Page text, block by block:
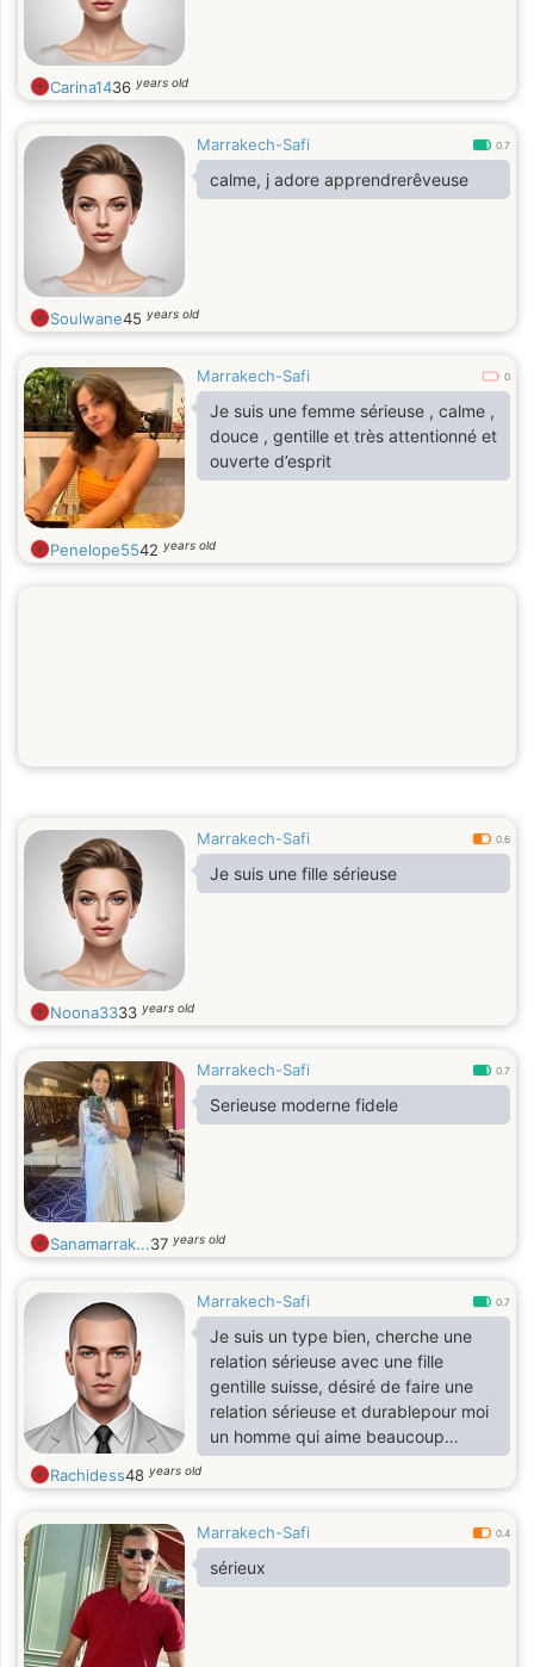
Carina1436 years old
Marrakech-Safi 0.7
calme, j adore apprendrerêveuse
Soulwane45 years old
Marrakech-Safi 0
Je suis une femme sérieuse , calme ,
douce , gentille et très attentionné et
ouverte d’esprit
Penelope5542 years old
Marrakech-Safi 0.6
Je suis une fille sérieuse
Noona3333 years old
Marrakech-Safi 0.7
Serieuse moderne fidele
Sanamarrak...37 years old
Marrakech-Safi 0.7
Je suis un type bien, cherche une
relation sérieuse avec une fille
gentille suisse, désiré de faire une
relation sérieuse et durablepour moi
un homme qui aime beaucoup
partage plein de chose avec l'âme
soeur
Rachidess48 years old
Marrakech-Safi 0.4
sérieux